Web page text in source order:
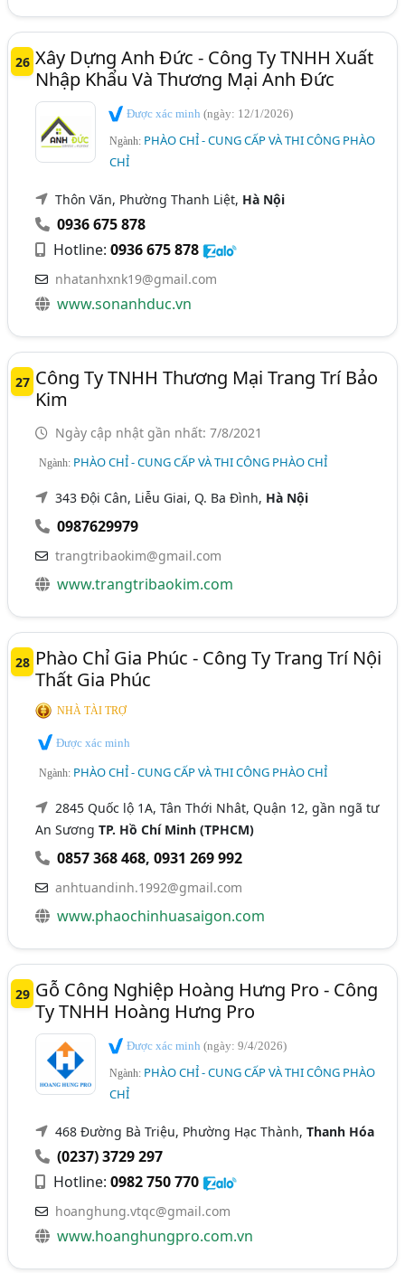
26 Xây Dựng Anh Đức - Công Ty TNHH Xuất
Nhập Khẩu Và Thương Mại Anh Đức
Được xác minh(ngày: 12/1/2026)
Ngành: PHÀO CHỈ - CUNG CẤP VÀ THI CÔNG PHÀO
CHỈ
Thôn Văn, Phường Thanh Liệt, Hà Nội
0936 675 878
Hotline:0936 675 878
nhatanhxnk19@gmail.com
www.sonanhduc.vn
27 Công Ty TNHH Thương Mại Trang Trí Bảo
Kim
Ngày cập nhật gần nhất: 7/8/2021
Ngành: PHÀO CHỈ - CUNG CẤP VÀ THI CÔNG PHÀO CHỈ
343 Đội Cân, Liễu Giai, Q. Ba Đình, Hà Nội
0987629979
trangtribaokim@gmail.com
www.trangtribaokim.com
28 Phào Chỉ Gia Phúc - Công Ty Trang Trí Nội
Thất Gia Phúc
NHÀ TÀI TRỢ
Được xác minh
Ngành: PHÀO CHỈ - CUNG CẤP VÀ THI CÔNG PHÀO CHỈ
2845 Quốc lộ 1A, Tân Thới Nhât, Quận 12, gần ngã tư
An SươngTP. Hồ Chí Minh (TPHCM)
0857 368 468,0931 269 992
anhtuandinh.1992@gmail.com
www.phaochinhuasaigon.com
29 Gỗ Công Nghiệp Hoàng Hưng Pro - Công
Ty TNHH Hoàng Hưng Pro
Được xác minh(ngày: 9/4/2026)
Ngành: PHÀO CHỈ - CUNG CẤP VÀ THI CÔNG PHÀO
CHỈ
468 Đường Bà Triệu, Phường Hạc Thành,Thanh Hóa
(0237) 3729 297
Hotline:0982 750 770
hoanghung.vtqc@gmail.com
www.hoanghungpro.com.vn